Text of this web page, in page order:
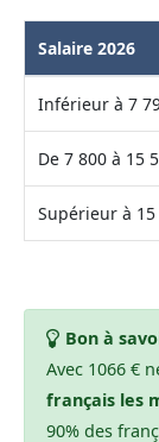
Salaire 2026
Inférieur à 7
De 7 800 à 15
Supérieur à 15
Bon à
Avec 1066 €
français les
90% des